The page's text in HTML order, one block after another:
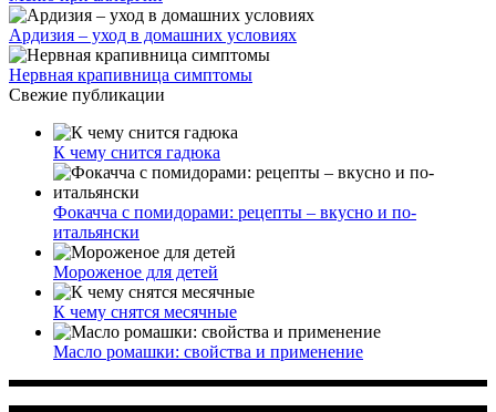
Ардизия – уход в домашних условиях
Нервная крапивница симптомы
Свежие публикации
К чему снится гадюка
Фокачча с помидорами: рецепты – вкусно и по-
итальянски
Мороженое для детей
К чему снятся месячные
Масло ромашки: свойства и применение